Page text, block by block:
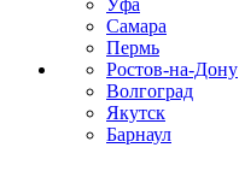
Самара
Пермь
Ростов-на-Дону
Волгоград
Якутск
Барнаул